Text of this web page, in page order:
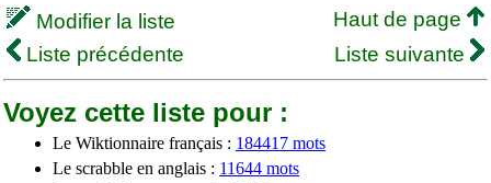
Modifier la liste
Haut de page
Liste précédente
Liste suivante
Voyez cette liste pour :
Le Wiktionnaire français : 184417 mots
Le scrabble en anglais : 11644 mots